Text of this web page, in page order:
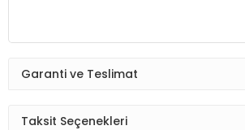
Garanti ve Teslimat
Taksit Seçenekleri